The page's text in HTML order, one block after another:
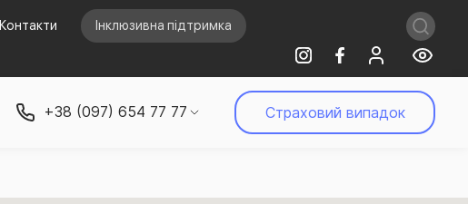
Контакти Інклюзивна підтримка
+38 (097) 654 77 77 Страховий випадок